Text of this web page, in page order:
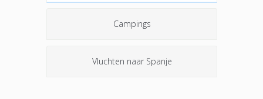
Campings
Vluchten naar Spanje